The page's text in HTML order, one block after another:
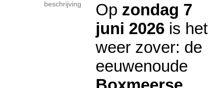
beschrijving Op zondag 7
juni 2026 is het
weer zover: de
eeuwenoude